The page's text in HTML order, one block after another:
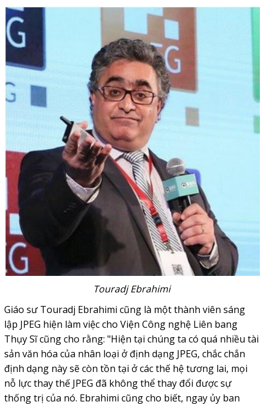
Touradj Ebrahimi
Giáo sư Touradj Ebrahimi cũng là một thành viên sáng
lập JPEG hiện làm việc cho Viện Công nghệ Liên bang
Thụy Sĩ cũng cho rằng: "Hiện tại chúng ta có quá nhiều tài
sản văn hóa của nhân loại ở định dạng JPEG, chắc chắn
định dạng này sẽ còn tồn tại ở các thế hệ tương lai, mọi
nỗ lực thay thế JPEG đã không thể thay đổi được sự
thống trị của nó. Ebrahimi cũng cho biết, ngay ủy ban